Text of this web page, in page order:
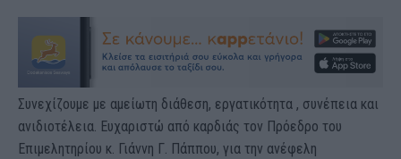
Συνεχίζουμε με αμείωτη διάθεση, εργατικότητα , συνέπεια και
ανιδιοτέλεια. Ευχαριστώ από καρδιάς τον Πρόεδρο του
Επιμελητηρίου κ. Γιάννη Γ. Πάππου, για την ανέφελη